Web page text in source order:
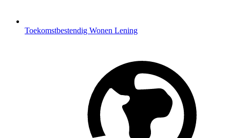
Toekomstbestendig Wonen Lening